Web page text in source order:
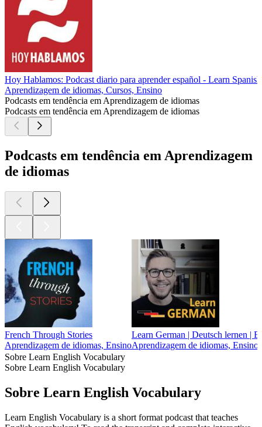
Hoy Hablamos: Podcast diario para aprender español - Learn
Aprendizagem de idiomas, Cursos, Ensino
Podcasts em tendência em Aprendizagem de idiomas
Podcasts em tendência em Aprendizagem de idiomas
Podcasts em tendência em Aprendizagem
de idiomas
French Through Stories
Aprendizagem de idiomas, Ensino
Learn German | Deutsch lernen |
Aprendizagem de idiomas, Ensino
Sobre Learn English Vocabulary
Sobre Learn English Vocabulary
Sobre Learn English Vocabulary
Learn English Vocabulary is a short format podcast that teaches